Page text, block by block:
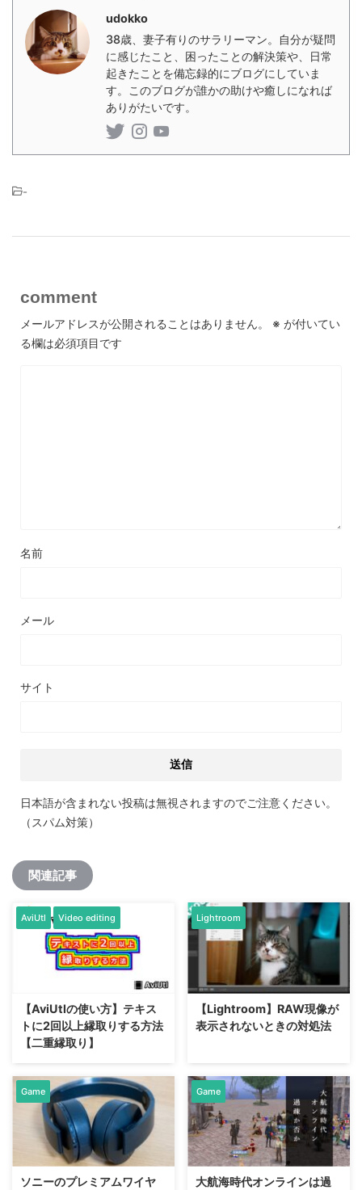
udokko
38歳、妻子有りのサラリーマン。自分が疑問
に感じたこと、困ったことの解決策や、日常
起きたことを備忘録的にブログにしていま
す。このブログが誰かの助けや癒しになれば
ありがたいです。
-
comment
メールアドレスが公開されることはありません。 ※ が付いてい
る欄は必須項目です
名前
メール
サイト
日本語が含まれない投稿は無視されますのでご注意ください。
（スパム対策）
関連記事
AviUtl Video editing
【AviUtlの使い方】テキス
トに2回以上縁取りする方法
【二重縁取り】
Lightroom
【Lightroom】RAW現像が
表示されないときの対処法
Game
ソニーのプレミアムワイヤ
Game
大航海時代オンラインは過